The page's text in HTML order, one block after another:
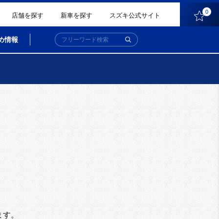
店舗を探す 新車を探す スズキ公式サイト 0
情報
す。